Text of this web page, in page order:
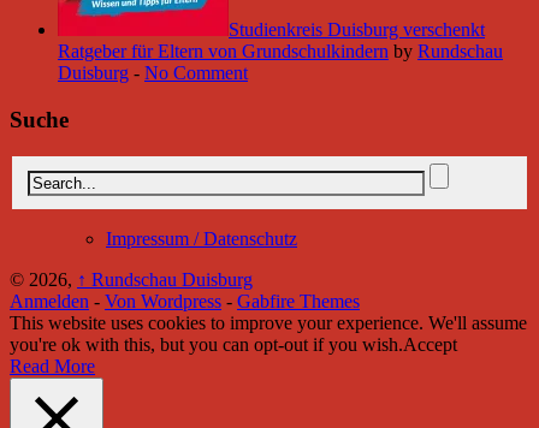
Studienkreis Duisburg verschenkt
Ratgeber für Eltern von Grundschulkindern by Rundschau
Duisburg - No Comment
Suche
Impressum / Datenschutz
© 2026, ↑ Rundschau Duisburg
Anmelden - Von Wordpress - Gabfire Themes
This website uses cookies to improve your experience. We'll assume
you're ok with this, but you can opt-out if you wish.Accept
Read More